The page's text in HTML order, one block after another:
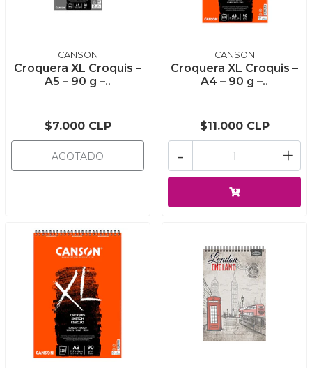
CANSON
Croquera XL Croquis –
A5 – 90 g –..
$7.000 CLP
AGOTADO
CANSON
Croquera XL Croquis –
A4 – 90 g –..
$11.000 CLP
+
-